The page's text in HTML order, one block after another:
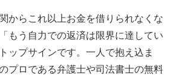
からこれ以上お金を借りられなくな
もう自力での返済は限界に達してい
ップサインです。一人で抱え込ま
プロである弁護士や司法書士の無料